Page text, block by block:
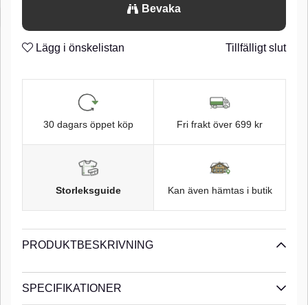
Super Needle Point
n
Z-Lock
Black Chrome finish
Bevaka
Lägg i önskelistan Tillfälligt slut
30 dagars öppet köp Fri frakt över 699 kr
Storleksguide Kan även hämtas i butik
PRODUKTBESKRIVNING
SPECIFIKATIONER